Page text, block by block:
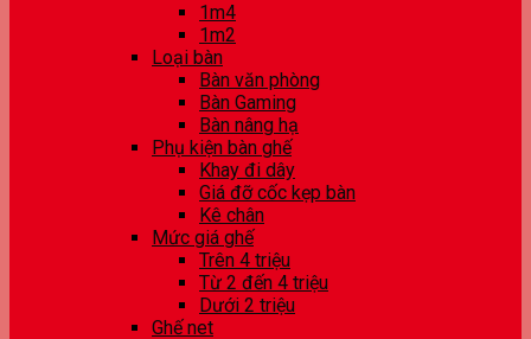
1m4
1m2
Loại bàn
Bàn văn phòng
Bàn Gaming
Bàn nâng hạ
Phụ kiện bàn ghế
Khay đi dây
Giá đỡ cốc kẹp bàn
Kê chân
Mức giá ghế
Trên 4 triệu
Từ 2 đến 4 triệu
Dưới 2 triệu
Ghế net